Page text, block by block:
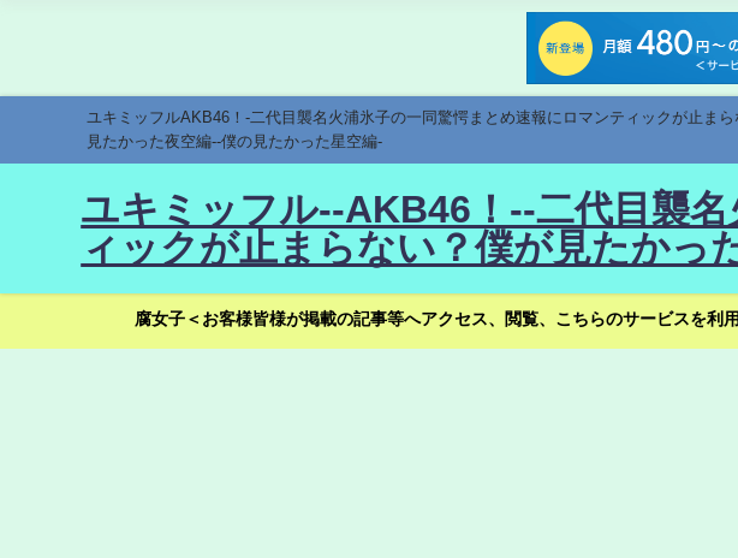
ユキミッフルAKB46！-二代目襲名火浦氷子の一同驚愕まとめ速報にロマンティックが止ま
見たかった夜空編--僕の見たかった星空編-
ユキミッフル--AKB46！--二代目襲
ィックが止まらない？僕が見たかっ
腐女子＜お客様皆様が掲載の記事等へアクセス、閲覧、こちらのサービスを